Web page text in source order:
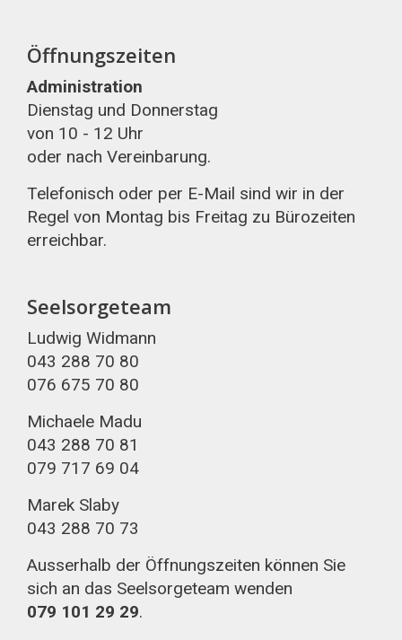
Öffnungszeiten
Administration
Dienstag und Donnerstag
von 10 - 12 Uhr
oder nach Vereinbarung.
Telefonisch oder per E-Mail sind wir in der
Regel von Montag bis Freitag zu Bürozeiten
erreichbar.
Seelsorgeteam
Ludwig Widmann
043 288 70 80
076 675 70 80
Michaele Madu
043 288 70 81
079 717 69 04
Marek Slaby
043 288 70 73
Ausserhalb der Öffnungszeiten können Sie
sich an das Seelsorgeteam wenden
079 101 29 29.